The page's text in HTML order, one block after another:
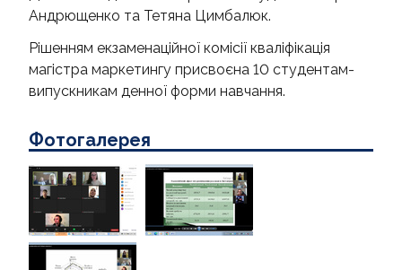
Андрющенко та Тетяна Цимбалюк.
Рішенням екзаменаційної комісії кваліфікація
магістра маркетингу присвоєна 10 студентам-
випускникам денної форми навчання.
Фотогалерея